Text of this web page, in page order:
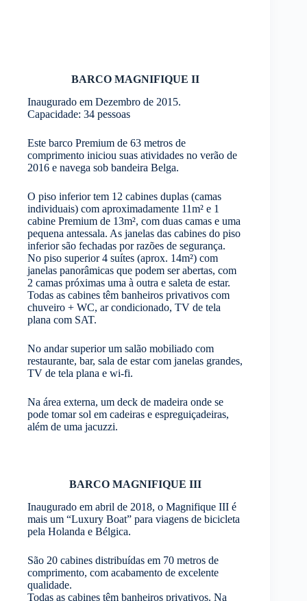
BARCO MAGNIFIQUE II
Inaugurado em Dezembro de 2015.
Capacidade: 34 pessoas
Este barco Premium de 63 metros de
comprimento iniciou suas atividades no verão de
2016 e navega sob bandeira Belga.
O piso inferior tem 12 cabines duplas (camas
individuais) com aproximadamente 11m² e 1
cabine Premium de 13m², com duas camas e uma
pequena antessala. As janelas das cabines do piso
inferior são fechadas por razões de segurança.
No piso superior 4 suítes (aprox. 14m²) com
janelas panorâmicas que podem ser abertas, com
2 camas próximas uma à outra e saleta de estar.
Todas as cabines têm banheiros privativos com
chuveiro + WC, ar condicionado, TV de tela
plana com SAT.
No andar superior um salão mobiliado com
restaurante, bar, sala de estar com janelas grandes,
TV de tela plana e wi-fi.
Na área externa, um deck de madeira onde se
pode tomar sol em cadeiras e espreguiçadeiras,
além de uma jacuzzi.
BARCO MAGNIFIQUE III
Inaugurado em abril de 2018, o Magnifique III é
mais um “Luxury Boat” para viagens de bicicleta
pela Holanda e Bélgica.
São 20 cabines distribuídas em 70 metros de
comprimento, com acabamento de excelente
qualidade.
Todas as cabines têm banheiros privativos. Na